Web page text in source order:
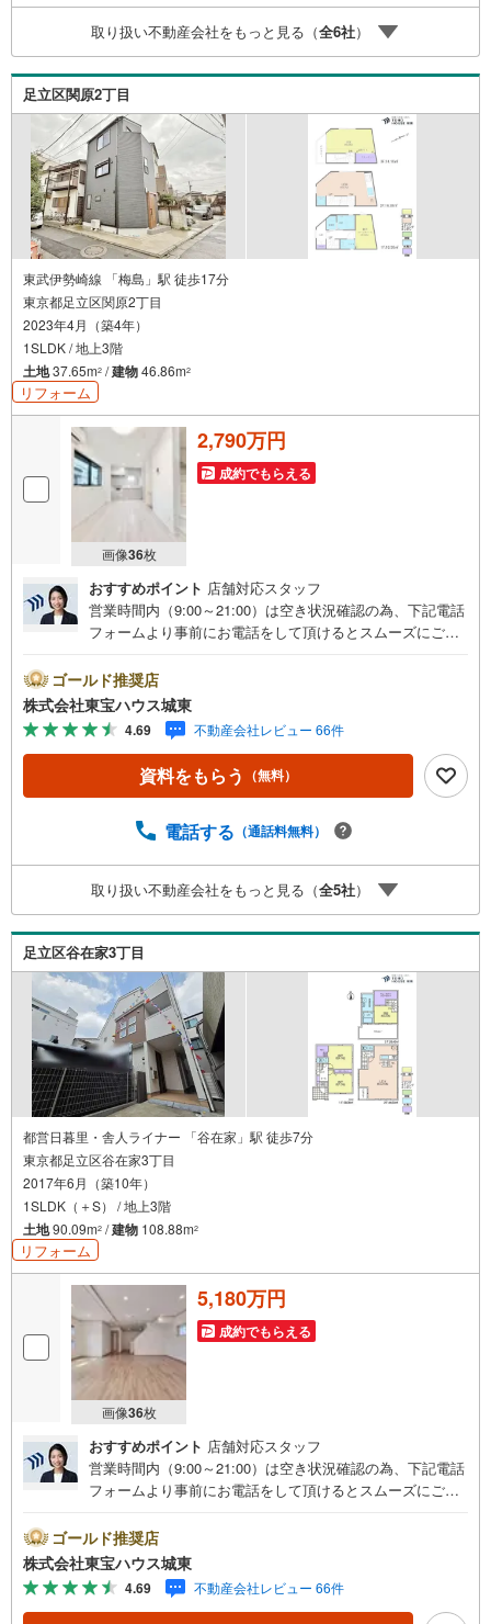
時受け付けております！■頭金0円からのご購入可能です■
（諸費用もOK）お気軽にお問い合わせください。
取り扱い不動産会社をもっと見る（全6社）
足立区関原2丁目
東武伊勢崎線 「梅島」駅 徒歩17分
東京都足立区関原2丁目
2023年4月（築4年）
1SLDK / 地上3階
土地37.65m2 /建物46.86m2
リフォーム
画像36枚
2,790万円
成約でもらえる
おすすめポイント 店舗対応スタッフ
営業時間内（9:00～21:00）は空き状況確認の為、下記電話
フォームより事前にお電話をして頂けるとスムーズにご案
カレンダーの作成▽ご購入後もお客様の人生のパートナー
として暮らしの「安心」を守り続けます。【Yahoo！ 不動
産キャンペーン対象店舗】当店で物件を成約するとPayPay
ボーナスライトがもらえる「Yahoo！ 不動産 物件ご成約キ
ャンペーン」の対象になります。「資料をもらう」「見学
予約をする」ボタンからお問い合わせください。※必ずYah
スライトは出金と譲渡はできません。ご案内・詳細な資料
時受け付けております！■頭金0円からのご購入可能です■
（諸費用もOK）お気軽にお問い合わせください。
ゴールド推奨店
株式会社東宝ハウス城東
4.69 不動産会社レビュー 66件
資料をもらう （無料）
電話する （通話料無料）
取り扱い不動産会社をもっと見る（全5社）
足立区谷在家3丁目
都営日暮里・舎人ライナー 「谷在家」駅 徒歩7分
東京都足立区谷在家3丁目
2017年6月（築10年）
1SLDK（＋S） / 地上3階
土地90.09m2 /建物 108.88m2
リフォーム
画像36枚
5,180万円
成約でもらえる
おすすめポイント 店舗対応スタッフ
営業時間内（9:00～21:00）は空き状況確認の為、下記電話
フォームより事前にお電話をして頂けるとスムーズにご案
カレンダーの作成▽ご購入後もお客様の人生のパートナー
として暮らしの「安心」を守り続けます。【Yahoo！ 不動
産キャンペーン対象店舗】当店で物件を成約するとPayPay
ボーナスライトがもらえる「Yahoo！ 不動産 物件ご成約キ
ゴールド推奨店
株式会社東宝ハウス城東
4.69 不動産会社レビュー 66件